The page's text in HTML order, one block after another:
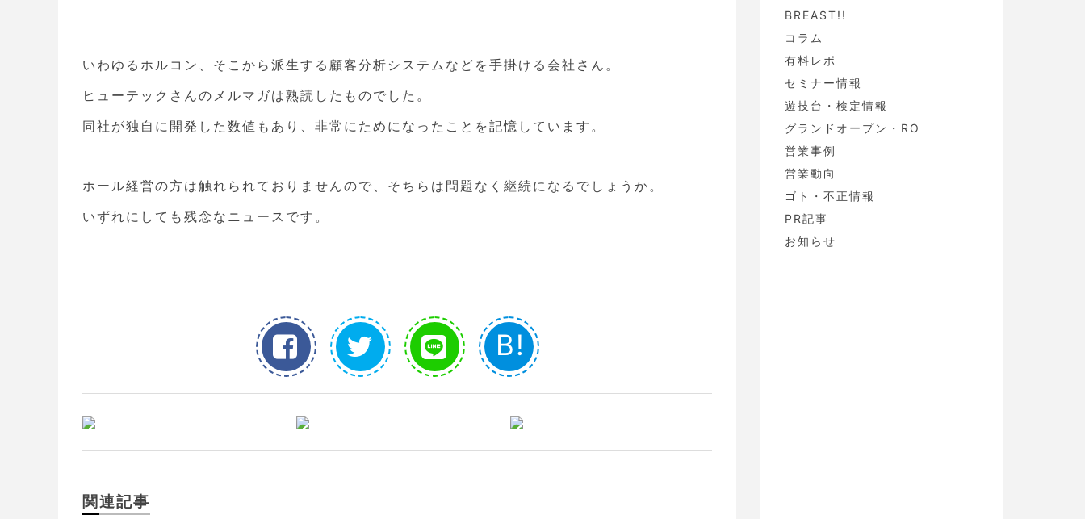
いわゆるホルコン、そこから派生する顧客分析システムなどを手掛ける会社さん。
ヒューテックさんのメルマガは熟読したものでした。
同社が独自に開発した数値もあり、非常にためになったことを記憶しています。
ホール経営の方は触れられておりませんので、そちらは問題なく継続になるでしょうか。
いずれにしても残念なニュースです。
B!
関連記事
BREAST!!
コラム
有料レポ
セミナー情報
遊技台・検定情報
グランドオープン・RO
営業事例
営業動向
ゴト・不正情報
PR記事
お知らせ